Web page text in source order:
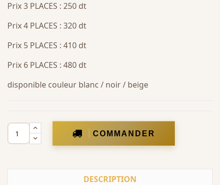
Prix 3 PLACES : 250 dt
Prix 4 PLACES : 320 dt
Prix 5 PLACES : 410 dt
Prix 6 PLACES : 480 dt
disponible couleur blanc / noir / beige
COMMANDER
DESCRIPTION